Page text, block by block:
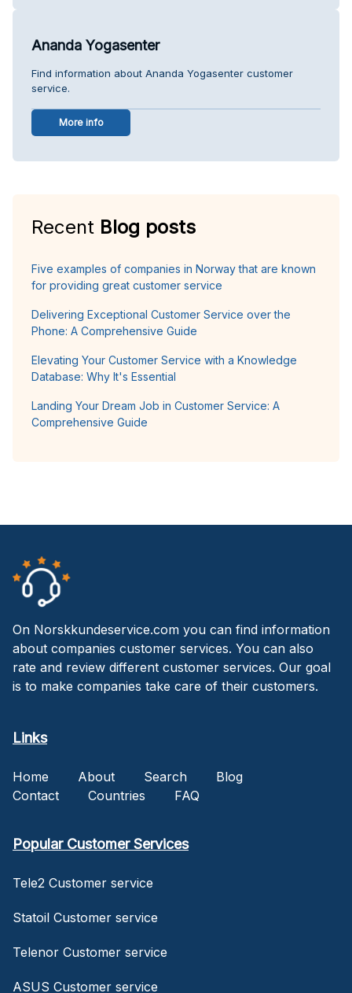
Ananda Yogasenter
Find information about Ananda Yogasenter customer
service.
More info
Recent Blog posts
Five examples of companies in Norway that are known
for providing great customer service
Delivering Exceptional Customer Service over the
Phone: A Comprehensive Guide
Elevating Your Customer Service with a Knowledge
Database: Why It's Essential
Landing Your Dream Job in Customer Service: A
Comprehensive Guide
On Norskkundeservice.com you can find information
about companies customer services. You can also
rate and review different customer services. Our goal
is to make companies take care of their customers.
Links
Home About Search
Blog
Contact
Countries FAQ
Popular Customer Services
Tele2 Customer service
Statoil Customer service
Telenor Customer service
ASUS Customer service